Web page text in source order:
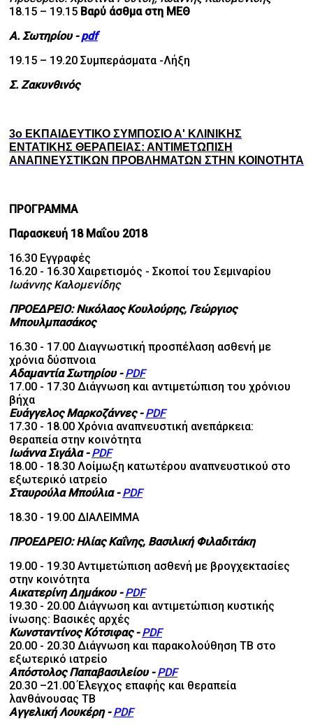
18.15 – 19.15 Βαρύ άσθμα στη ΜΕΘ
Α. Σωτηρίου -pdf
19.15 – 19.20 Συμπεράσματα -Λήξη
Σ. Ζακυνθινός
3ο ΕΚΠΑΙΔΕΥΤΙΚΟ ΣΥΜΠΟΣΙΟ Α' ΚΛΙΝΙΚΗΣ
ΕΝΤΑΤΙΚΗΣ ΘΕΡΑΠΕΙΑΣ: ΑΝΤΙΜΕΤΩΠΙΣΗ
ΑΝΑΠΝΕΥΣΤΙΚΩΝ ΠΡΟΒΛΗΜΑΤΩΝ ΣΤΗΝ ΚΟΙΝΟΤΗΤΑ
ΠΡΟΓΡΑΜΜΑ
Παρασκευή 18 Μαΐου 2018
16.30 Εγγραφές
16.20 - 16.30 Χαιρετισμός - Σκοποί του Σεμιναρίου
Ιωάννης Καλομενίδης
ΠΡΟΕΔΡΕΙΟ: Νικόλαος Κουλούρης, Γεώργιος
Μπουλμπασάκος
16.30 - 17.00 Διαγνωστική προσπέλαση ασθενή με
χρόνια δύσπνοια
Αδαμαντία Σωτηρίου -PDF
17.00 - 17.30 Διάγνωση και αντιμετώπιση του χρόνιου
βήχα
Ευάγγελος Μαρκοζάννες-PDF
17.30 - 18.00 Χρόνια αναπνευστική ανεπάρκεια:
θεραπεία στην κοινότητα
Ιωάννα Σιγάλα-PDF
18.00 - 18.30 Λοίμωξη κατωτέρου αναπνευστικού στο
εξωτερικό ιατρείο
Σταυρούλα Μπούλια-PDF
18.30 - 19.00 ΔΙΑΛΕΙΜΜΑ
ΠΡΟΕΔΡΕΙΟ: Ηλίας Καΐνης, Βασιλική Φιλαδιτάκη
19.00 - 19.30 Αντιμετώπιση ασθενή με βρογχεκτασίες
στην κοινότητα
Αικατερίνη Δημάκου -PDF
19.30 - 20.00 Διάγνωση και αντιμετώπιση κυστικής
ίνωσης: Βασικές αρχές
Κωνσταντίνος Κότσιφας-PDF
20.00 - 20.30 Διάγνωση και παρακολούθηση ΤΒ στο
εξωτερικό ιατρείο
Απόστολος Παπαβασιλείου -PDF
20.30 –21.00 Έλεγχος επαφής και θεραπεία
λανθάνουσας ΤΒ
Αγγελική Λουκέρη-PDF